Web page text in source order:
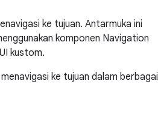
ke tujuan. Antarmuka ini
komponen Navigation
kustom.
ke tujuan dalam berbagai